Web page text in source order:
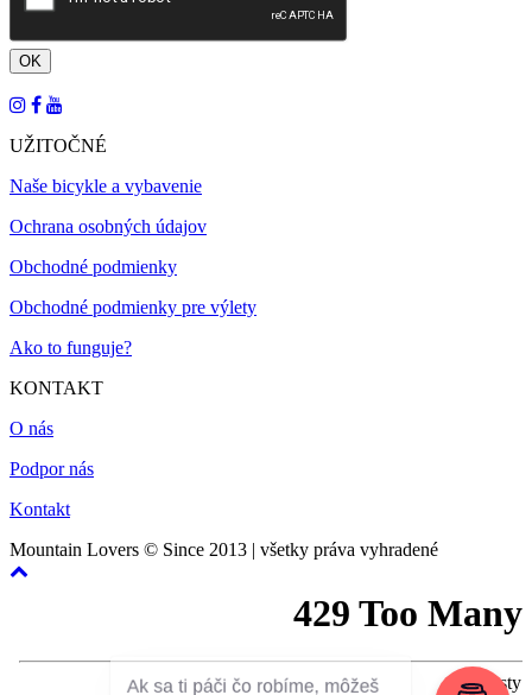
UŽITOČNÉ
Naše bicykle a vybavenie
Ochrana osobných údajov
Obchodné podmienky
Obchodné podmienky pre výlety
Ako to funguje?
KONTAKT
O nás
Podpor nás
Kontakt
Mountain Lovers © Since 2013 | všetky práva vyhradené